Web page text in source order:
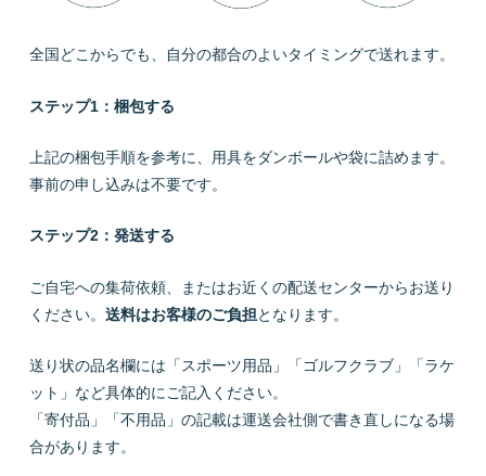
全国どこからでも、自分の都合のよいタイミングで送れます。
ステップ1：梱包する
上記の梱包手順を参考に、用具をダンボールや袋に詰めます。
事前の申し込みは不要です。
ステップ2：発送する
ご自宅への集荷依頼、またはお近くの配送センターからお送り
ください。 送料はお客様のご負担となります。
送り状の品名欄には「スポーツ用品」「ゴルフクラブ」「ラケ
ット」など具体的にご記入ください。
「寄付品」「不用品」の記載は運送会社側で書き直しになる場
合があります。